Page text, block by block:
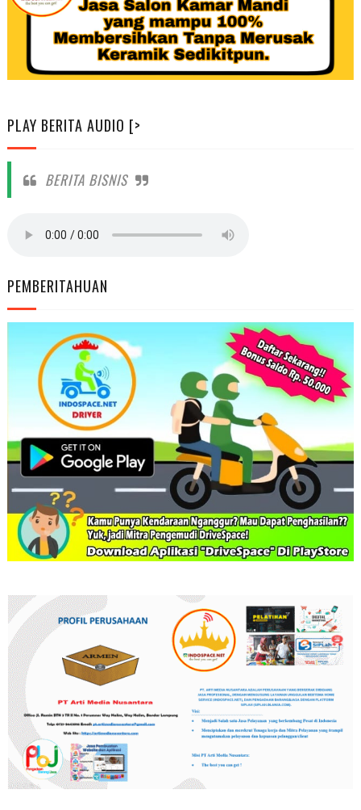
PLAY BERITA AUDIO [>
BERITA BISNIS
PEMBERITAHUAN